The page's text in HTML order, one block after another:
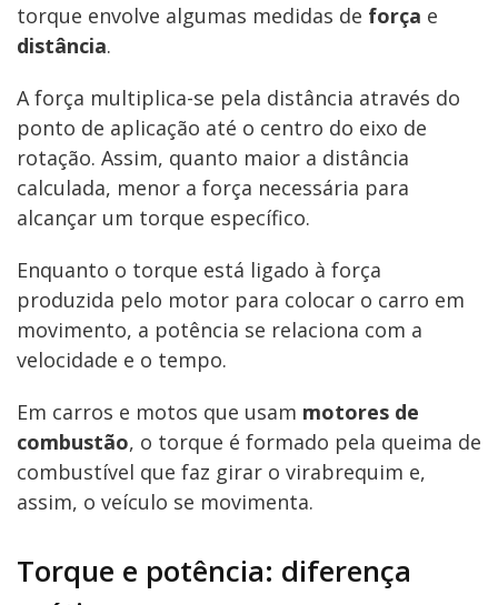
torque envolve algumas medidas de força e
distância.
A força multiplica-se pela distância através do
ponto de aplicação até o centro do eixo de
rotação. Assim, quanto maior a distância
calculada, menor a força necessária para
alcançar um torque específico.
Enquanto o torque está ligado à força
produzida pelo motor para colocar o carro em
movimento, a potência se relaciona com a
velocidade e o tempo.
Em carros e motos que usam motores de
combustão, o torque é formado pela queima de
combustível que faz girar o virabrequim e,
assim, o veículo se movimenta.
Torque e potência: diferença